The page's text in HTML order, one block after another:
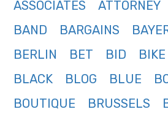
ASSOCIATES
ATTORNEY
BAND
BARGAINS
BERLIN
BET BID BIKE
BLACK
BLOG BLUE
BOUTIQUE
BRUSSELS